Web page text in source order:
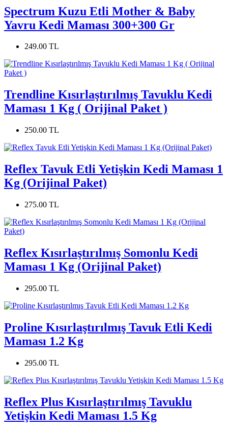
Spectrum Kuzu Etli Mother & Baby
Yavru Kedi Maması 300+300 Gr
249.00 TL
Trendline Kısırlaştırılmış Tavuklu Kedi
Maması 1 Kg ( Orijinal Paket )
250.00 TL
Reflex Tavuk Etli Yetişkin Kedi Maması 1
Kg (Orijinal Paket)
275.00 TL
Reflex Kısırlaştırılmış Somonlu Kedi
Maması 1 Kg (Orijinal Paket)
295.00 TL
Proline Kısırlaştırılmış Tavuk Etli Kedi
Maması 1.2 Kg
295.00 TL
Reflex Plus Kısırlaştırılmış Tavuklu
Yetişkin Kedi Maması 1.5 Kg